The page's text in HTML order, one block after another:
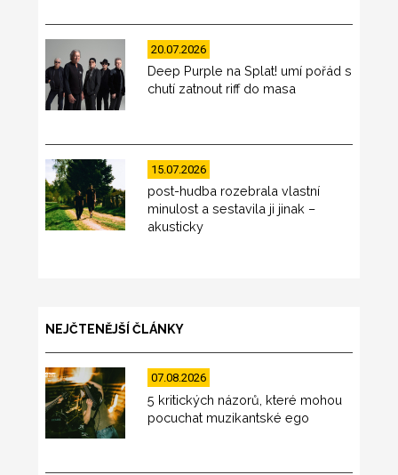
20.07.2026
Deep Purple na Splat! umí pořád s
chutí zatnout riff do masa
15.07.2026
post-hudba rozebrala vlastní
minulost a sestavila ji jinak –
akusticky
NEJČTENĚJŠÍ ČLÁNKY
07.08.2026
5 kritických názorů, které mohou
pocuchat muzikantské ego